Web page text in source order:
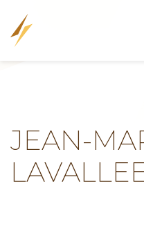
JEAN-